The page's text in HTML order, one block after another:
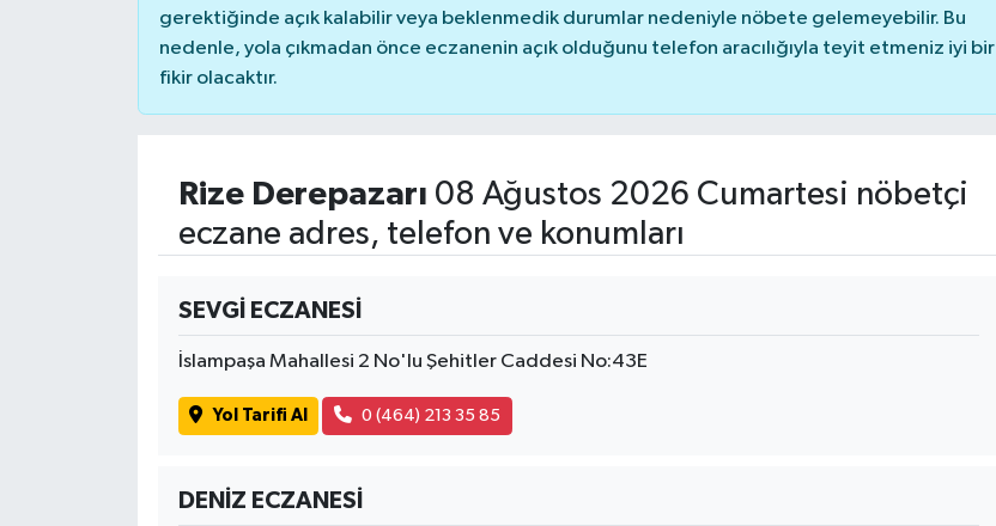
gerektiğinde açık kalabilir veya beklenmedik durumlar nedeniyle nöbete gelemeyebilir. Bu
nedenle, yola çıkmadan önce eczanenin açık olduğunu telefon aracılığıyla teyit etmeniz iyi bir
fikir olacaktır.
Rize Derepazarı 08 Ağustos 2026 Cumartesi nöbetçi
eczane adres, telefon ve konumları
SEVGİ ECZANESİ
İslampaşa Mahallesi 2 No'lu Şehitler Caddesi No:43E
Yol Tarifi Al 0 (464) 213 35 85
DENİZ ECZANESİ